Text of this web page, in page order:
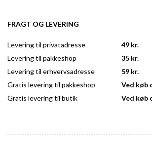
FRAGT OG LEVERING
Levering til privatadresse
Levering til pakkeshop
Levering til erhvervsadresse
Gratis levering til pakkeshop
Gratis levering til butik
49 kr.
35 kr.
59 kr.
Ved køb
Ved køb